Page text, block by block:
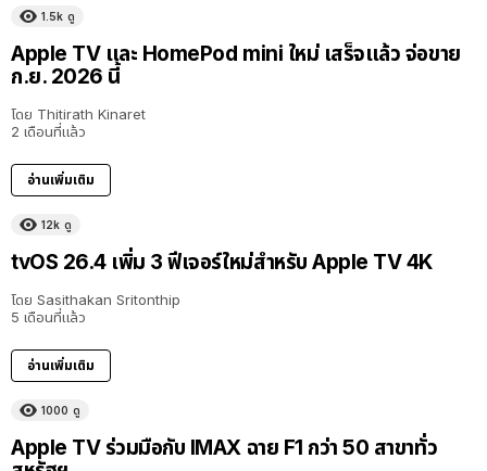
1.5k ดู
Apple TV และ HomePod mini ใหม่ เสร็จแล้ว จ่อขาย
ก.ย. 2026 นี้
โดย Thitirath Kinaret
2 เดือนที่แล้ว
อ่านเพิ่มเติม
12k ดู
tvOS 26.4 เพิ่ม 3 ฟีเจอร์ใหม่สำหรับ Apple TV 4K
โดย Sasithakan Sritonthip
5 เดือนที่แล้ว
อ่านเพิ่มเติม
1000 ดู
Apple TV ร่วมมือกับ IMAX ฉาย F1 กว่า 50 สาขาทั่ว